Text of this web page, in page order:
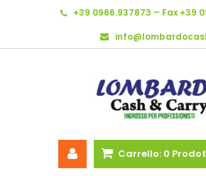
+39 0966.937873 – Fax +39
Carrello: 0